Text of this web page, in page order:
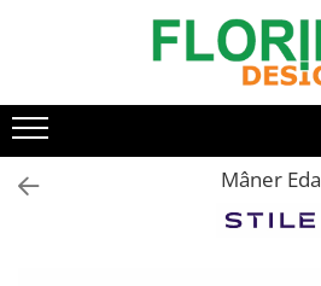
Mâner Eda